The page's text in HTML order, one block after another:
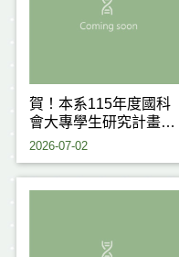
賀！本系115年度國科
會大專學生研究計畫通
過6件！
2026-07-02